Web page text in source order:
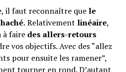
il faut reconnaître que le
Relativement linéaire,
à faire des allers-retours
vos objectifs. Avec des “allez
pour ensuite les ramener”,
tourner en rond. D’autant